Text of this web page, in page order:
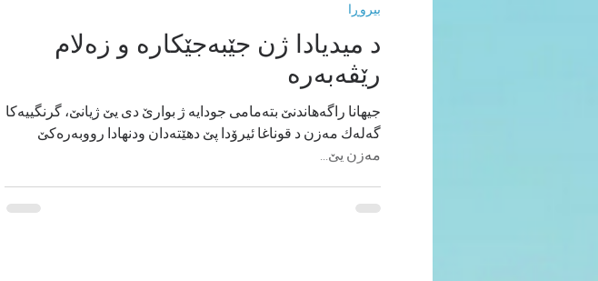
د میدیادا ژن جێبه‌جێكاره‌ و زه‌‌لام
رێڤه‌به‌ره‌
جیهانا راگه‌هاندنێ بتەمامی جودایه‌ ژ بوارێ دى یێ ژیانێ، گرنگییه‌كا
گه‌له‌ك مه‌زن د قوناغا ئیرۆدا پێ دهێتەدان ودنهادا رووبه‌ره‌كێ
مه‌زن یێ...
بیروڕا